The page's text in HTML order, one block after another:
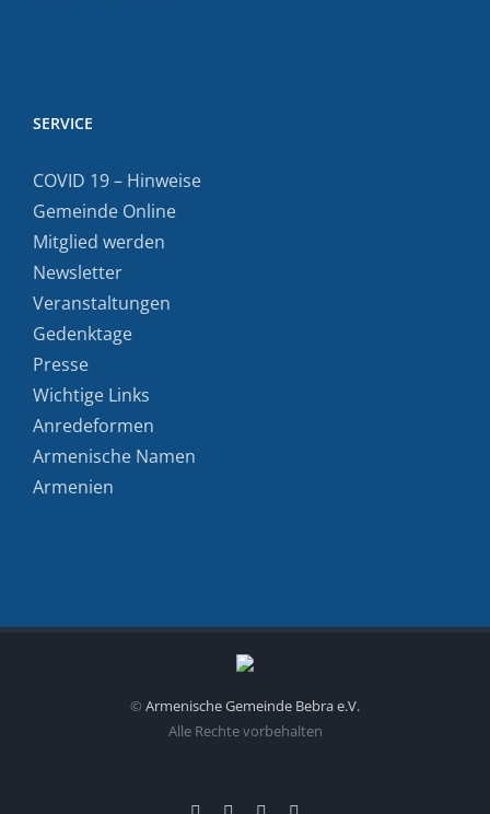
SERVICE
COVID 19 – Hinweise
Gemeinde Online
Mitglied werden
Newsletter
Veranstaltungen
Gedenktage
Presse
Wichtige Links
Anredeformen
Armenische Namen
Armenien
© Armenische Gemeinde Bebra e.V.
Alle Rechte vorbehalten